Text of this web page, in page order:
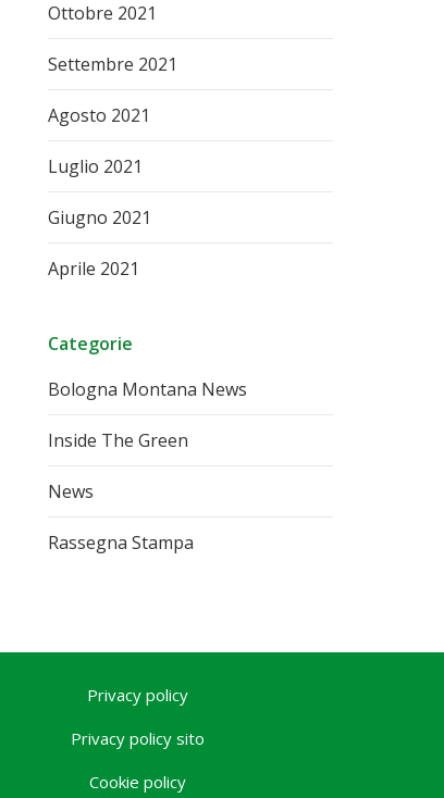
Ottobre 2021
Settembre 2021
Agosto 2021
Luglio 2021
Giugno 2021
Aprile 2021
Categorie
Bologna Montana News
Inside The Green
News
Rassegna Stampa
Privacy policy
Privacy policy sito
Cookie policy